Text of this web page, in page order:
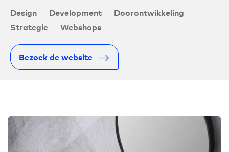
Design Development
Doorontwikkeling
Strategie
Webshops
Bezoek de website